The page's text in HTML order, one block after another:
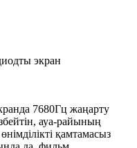
экран
7680Гц жаңарту
ауа-райының
қамтамасыз